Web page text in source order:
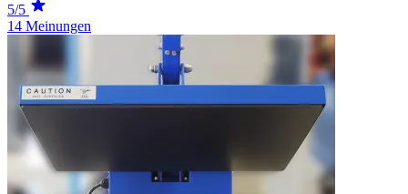
5/5
14 Meinungen